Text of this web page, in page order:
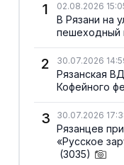
1
02.08.2026
В Рязани на
пешеходный
2 30.07.2026
Рязанская
Кофейного
3 30.07.2026
Рязанцев
«Русское
(3035)